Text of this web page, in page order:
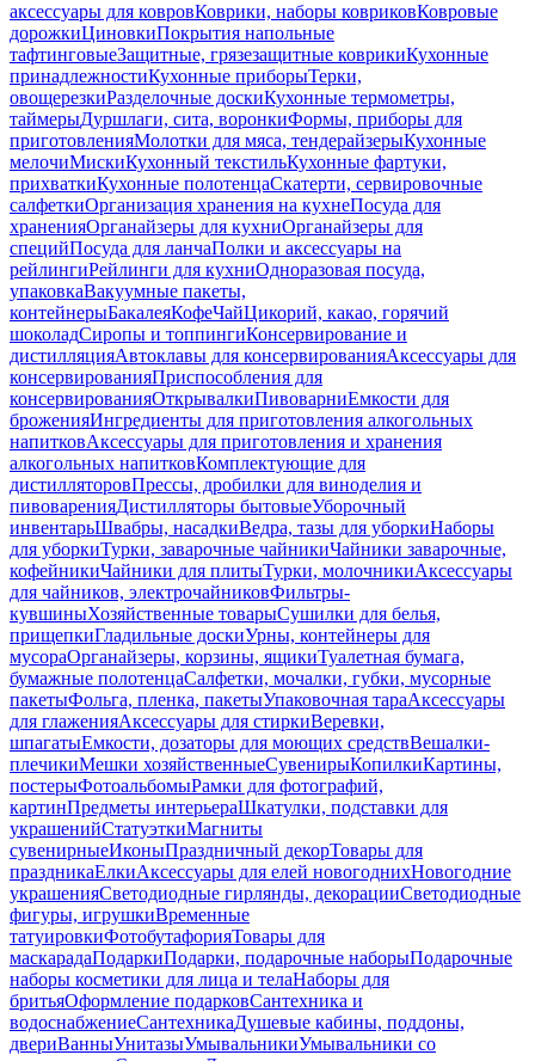
аксессуары для ковровКоврики, наборы ковриковКовровые
дорожкиЦиновкиПокрытия напольные
тафтинговыеЗащитные, грязезащитные коврикиКухонные
принадлежностиКухонные приборыТерки,
овощерезкиРазделочные доскиКухонные термометры,
таймерыДуршлаги, сита, воронкиФормы, приборы для
приготовленияМолотки для мяса, тендерайзерыКухонные
мелочиМискиКухонный текстильКухонные фартуки,
прихваткиКухонные полотенцаСкатерти, сервировочные
салфеткиОрганизация хранения на кухнеПосуда для
храненияОрганайзеры для кухниОрганайзеры для
специйПосуда для ланчаПолки и аксессуары на
рейлингиРейлинги для кухниОдноразовая посуда,
упаковкаВакуумные пакеты,
контейнерыБакалеяКофеЧайЦикорий, какао, горячий
шоколадСиропы и топпингиКонсервирование и
дистилляцияАвтоклавы для консервированияАксессуары для
консервированияПриспособления для
консервированияОткрывалкиПивоварниЕмкости для
броженияИнгредиенты для приготовления алкогольных
напитковАксессуары для приготовления и хранения
алкогольных напитковКомплектующие для
дистилляторовПрессы, дробилки для виноделия и
пивоваренияДистилляторы бытовыеУборочный
инвентарьШвабры, насадкиВедра, тазы для уборкиНаборы
для уборкиТурки, заварочные чайникиЧайники заварочные,
кофейникиЧайники для плитыТурки, молочникиАксессуары
для чайников, электрочайниковФильтры-
кувшиныХозяйственные товарыСушилки для белья,
прищепкиГладильные доскиУрны, контейнеры для
мусораОрганайзеры, корзины, ящикиТуалетная бумага,
бумажные полотенцаСалфетки, мочалки, губки, мусорные
пакетыФольга, пленка, пакетыУпаковочная тараАксессуары
для глаженияАксессуары для стиркиВеревки,
шпагатыЕмкости, дозаторы для моющих средствВешалки-
плечикиМешки хозяйственныеСувенирыКопилкиКартины,
постерыФотоальбомыРамки для фотографий,
картинПредметы интерьераШкатулки, подставки для
украшенийСтатуэткиМагниты
сувенирныеИконыПраздничный декорТовары для
праздникаЕлкиАксессуары для елей новогоднихНовогодние
украшенияСветодиодные гирлянды, декорацииСветодиодные
фигуры, игрушкиВременные
татуировкиФотобутафорияТовары для
маскарадаПодаркиПодарки, подарочные наборыПодарочные
наборы косметики для лица и телаНаборы для
бритьяОформление подарковСантехника и
водоснабжениеСантехникаДушевые кабины, поддоны,
двериВанныУнитазыУмывальникиУмывальники со